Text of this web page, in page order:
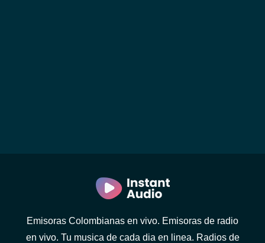
Emisoras Colombianas en vivo. Emisoras de radio
en vivo. Tu musica de cada dia en linea. Radios de